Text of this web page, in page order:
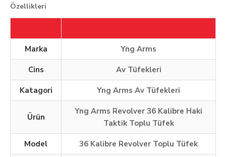
Özellikleri
Marka Yng Arms
Cins Av Tüfekleri
Katagori Yng Arms Av Tüfekleri
Ürün
Yng Arms Revolver 36 Kalibre Haki
Taktik Toplu Tüfek
Model 36 Kalibre Revolver Toplu Tüfek